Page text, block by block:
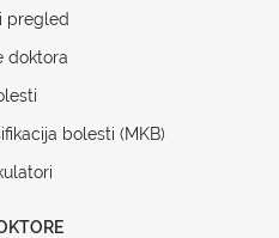
pregled
doktora
bolesti (MKB)